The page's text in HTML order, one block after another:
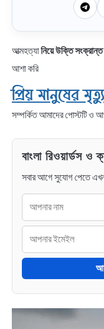
আত্মহত্যানিয়ে উক্তি সংক্রান্ত
আশা করি
প্রিয় মানুষের
সম্পর্কিত আমাদের পোস্টটি ও
বাংলা রিওয়ার্ডস
সবার আগে সুযোগ পেতে